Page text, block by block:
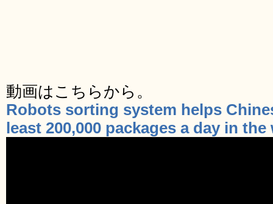
動画はこちらから。
Robots sorting system helps
least 200,000 packages a day in